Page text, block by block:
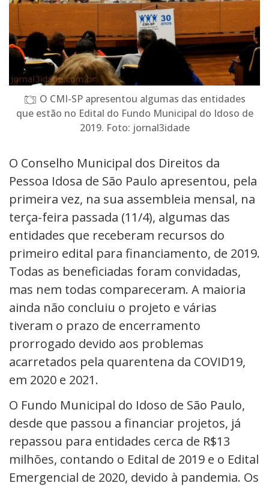
O CMI-SP apresentou algumas das entidades
que estão no Edital do Fundo Municipal do Idoso de
2019. Foto: jornal3idade
O Conselho Municipal dos Direitos da
Pessoa Idosa de São Paulo apresentou, pela
primeira vez, na sua assembleia mensal, na
terça-feira passada (11/4), algumas das
entidades que receberam recursos do
primeiro edital para financiamento, de 2019.
Todas as beneficiadas foram convidadas,
mas nem todas compareceram. A maioria
ainda não concluiu o projeto e várias
tiveram o prazo de encerramento
prorrogado devido aos problemas
acarretados pela quarentena da COVID19,
em 2020 e 2021.
O Fundo Municipal do Idoso de São Paulo,
desde que passou a financiar projetos, já
repassou para entidades cerca de R$13
milhões, contando o Edital de 2019 e o Edital
Emergencial de 2020, devido à pandemia. Os